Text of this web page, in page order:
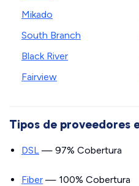
Mikado
South Branch
Black River
Fairview
Tipos de proveedores
DSL — 97% Cobertura
Fiber — 100% Cobertura